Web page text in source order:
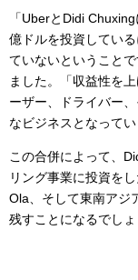
「UberとDidi
億ドルを投資してい
ていないということ
ました。「収益性を
ーザー、ドライバー
なビジネスとなってい
この合併によって、
リング事業に投資を
Ola、そして東南アジ
残すことになるでしょ